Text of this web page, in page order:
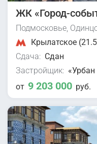
ЖК «Город-
Подмосковье,
Крылатское
Сдача: Сдан
Застройщик: «Урбан
от 9 203 000 руб.